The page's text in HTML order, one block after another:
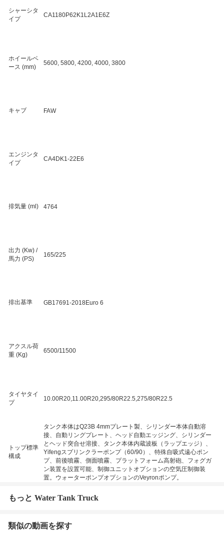
シャーシタ
イプ
CA1180P62K1L2A1E6Z
ホイールベ
ース (mm)
5600, 5800, 4200, 4000, 3800
キャブ FAW
エンジンタ
イプ
CA4DK1-22E6
排気量 (ml) 4764
出力 (Kw) /
馬力 (PS)
165/225
排出基準 GB17691-2018Euro 6
アクスル荷
重 (Kg)
6500/11500
タイヤタイ
プ
10.00R20,11.00R20,295/80R22.5,275/80R22.5
トップ標準
構成
タンク本体はQ23B 4mmプレート製、シリンダー本体自動溶
接、自動リングプレート、ヘッド自動エッジング、シリンダー
とヘッド突合せ溶接、タンク本体内蔵波板（ラップエッジ）、
Yifengスプリンクラーポンプ（60/90）、特殊自吸式遠心ポン
プ、前後噴霧、側面噴霧、プラットフォーム高射砲、フォグガ
ン装置を設置可能、制御ユニットオプションの空気圧制御装
置。ウォーターポンプオプションのVeyronポンプ。
もっと Water Tank Truck
類似の動画を探す